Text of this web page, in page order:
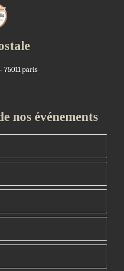
75011 paris
nos événements